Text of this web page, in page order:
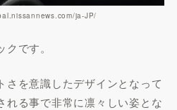
ja-JP/
です。
さを意識したデザインとなって
れる事で非常に凛々しい姿とな